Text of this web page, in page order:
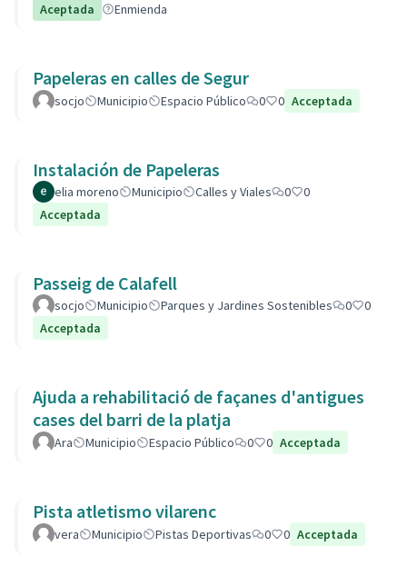
Aceptada
Enmienda
Papeleras en calles de Segur
socjo Municipio Espacio Público 0 0 Acceptada
Instalación de Papeleras
elia moreno Municipio Calles y Viales 0
0
Acceptada
Passeig de Calafell
socjo Municipio Parques y Jardines Sostenibles 0
0
Acceptada
Ajuda a rehabilitació de façanes d'antigues
cases del barri de la platja
Ara Municipio Espacio Público 0 0 Acceptada
Pista atletismo vilarenc
vera Municipio Pistas Deportivas 0 0 Acceptada